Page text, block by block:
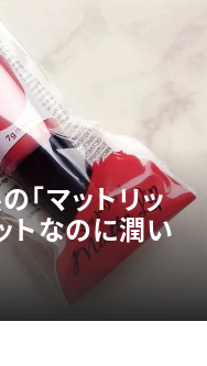
「マットリッ
トなのに潤い